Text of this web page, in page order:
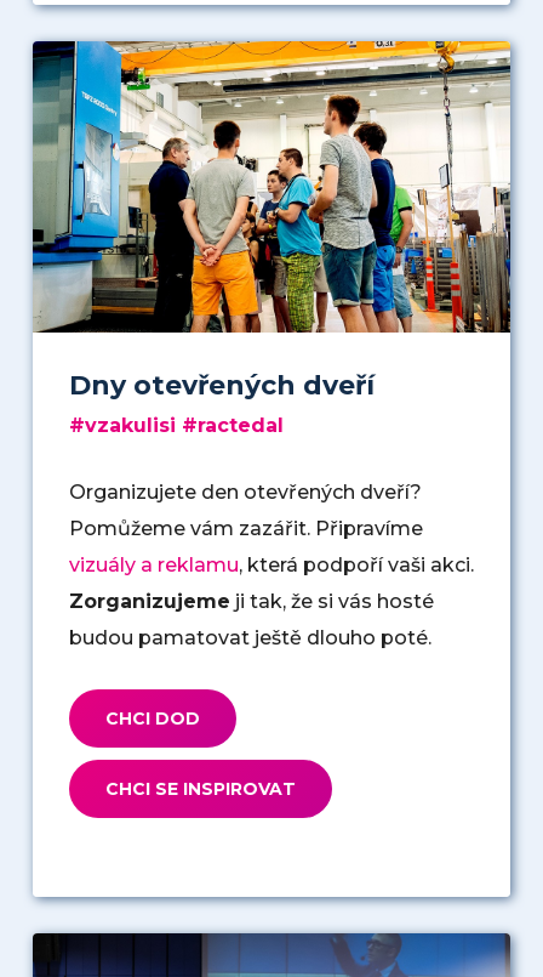
Dny otevřených dveří
#vzakulisi #ractedal
Organizujete den otevřených dveří?
Pomůžeme vám zazářit. Připravíme
vizuálya reklamu, která podpoří vaši akci.
Zorganizujeme ji tak, že si vás hosté
budou pamatovat ještě dlouho poté.
CHCI DOD
CHCI SE INSPIROVAT